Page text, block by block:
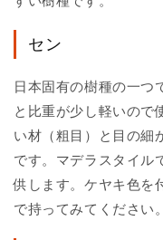
セン
日本固有の樹種の一つ
と比重が少し軽いので
い材（粗目）と目の細
です。マデラスタイル
供します。ケヤキ色を
で持ってみてください